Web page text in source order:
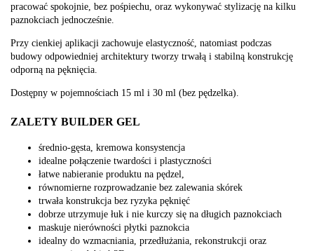
pracować spokojnie, bez pośpiechu, oraz wykonywać stylizację na kilku
paznokciach jednocześnie.
Przy cienkiej aplikacji zachowuje elastyczność, natomiast podczas
budowy odpowiedniej architektury tworzy trwałą i stabilną konstrukcję
odporną na pęknięcia.
Dostępny w pojemnościach 15 ml i 30 ml (bez pędzelka).
ZALETY BUILDER GEL
średnio-gęsta, kremowa konsystencja
idealne połączenie twardości i plastyczności
łatwe nabieranie produktu na pędzel,
równomierne rozprowadzanie bez zalewania skórek
trwała konstrukcja bez ryzyka pęknięć
dobrze utrzymuje łuk i nie kurczy się na długich paznokciach
maskuje nierówności płytki paznokcia
idealny do wzmacniania, przedłużania, rekonstrukcji oraz